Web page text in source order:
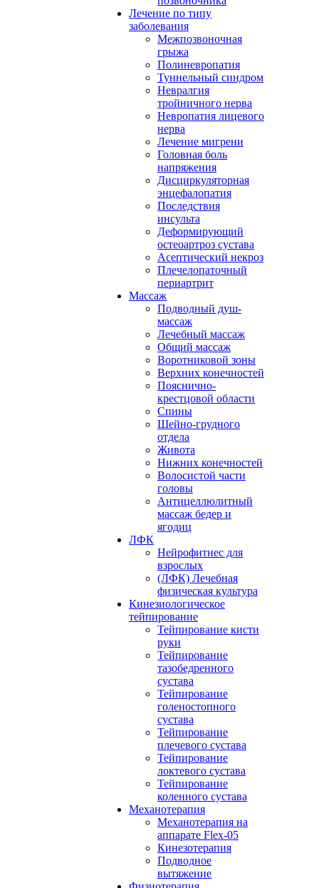
Лечение по типу
заболевания
Межпозвоночная
грыжа
Полиневропатия
Туннельный синдром
Невралгия
тройничного нерва
Невропатия лицевого
нерва
Лечение мигрени
Головная боль
напряжения
Дисциркуляторная
энцефалопатия
Последствия
инсульта
Деформирующий
остеоартроз сустава
Асептический некроз
Плечелопаточный
периартрит
Массаж
Подводный душ-
массаж
Лечебный массаж
Общий массаж
Воротниковой зоны
Верхних конечностей
Пояснично-
крестцовой области
Спины
Шейно-грудного
отдела
Живота
Нижних конечностей
Волосистой части
головы
Антицеллюлитный
массаж бедер и
ягодиц
ЛФК
Нейрофитнес для
взрослых
(ЛФК) Лечебная
физическая культура
Кинезиологическое
тейпирование
Тейпирование кисти
руки
Тейпирование
тазобедренного
сустава
Тейпирование
голеностопного
сустава
Тейпирование
плечевого сустава
Тейпирование
локтевого сустава
Тейпирование
коленного сустава
Механотерапия
Механотерапия на
аппарате Flex-05
Кинезотерапия
Подводное
вытяжение